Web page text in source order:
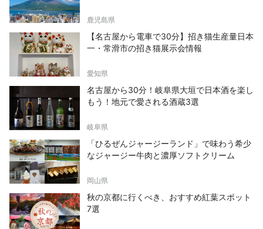
鹿児島県
【名古屋から電車で30分】招き猫生産量日本
一・常滑市の招き猫展示会情報
愛知県
名古屋から30分！岐阜県大垣で日本酒を楽し
もう！地元で愛される酒蔵3選
岐阜県
「ひるぜんジャージーランド」で味わう希少
なジャージー牛肉と濃厚ソフトクリーム
岡山県
秋の京都に行くべき、おすすめ紅葉スポット
7選